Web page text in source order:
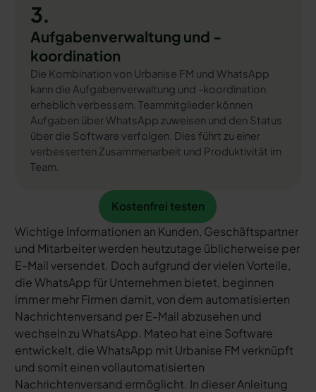
3.
Aufgabenverwaltung und -
koordination
Die Kombination von Urbanise FM und WhatsApp
kann die Aufgabenverwaltung und -koordination
erheblich verbessern. Teammitglieder können
Aufgaben über WhatsApp zuweisen und den Status
über die Software verfolgen. Dies führt zu einer
verbesserten Zusammenarbeit und Produktivität im
Team.
Kostenfrei testen
Kostenfrei testen
Wichtige Informationen an Kunden, Geschäftspartner
und Mitarbeiter werden heutzutage üblicherweise per
E-Mail versendet. Doch aufgrund der vielen Vorteile,
die WhatsApp für Unternehmen bietet, beginnen
immer mehr Firmen damit, von dem automatisierten
Nachrichtenversand per E-Mail abzusehen und
wechseln zu WhatsApp. Mateo hat eine Software
entwickelt, die WhatsApp mit Urbanise FM verknüpft
und somit einen vollautomatisierten
Nachrichtenversand ermöglicht. In dieser Anleitung